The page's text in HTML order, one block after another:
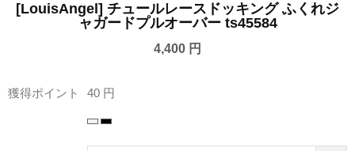
[LouisAngel] チュールレースドッキング ふくれジ
ャガードプルオーバー ts45584
4,400 円
獲得ポイント 40 円